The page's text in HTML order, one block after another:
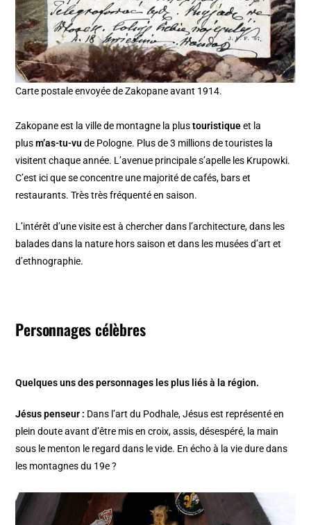
Carte postale envoyée de Zakopane avant 1914.
Zakopane est la ville de montagne la plustouristiqueet la
plusm’as-tu-vu de Pologne. Plus de 3 millions de touristes la
visitent chaque année. L’avenue principale s’apelle les Krupowki.
C’est ici que se concentre une majorité de cafés, bars et
restaurants. Très très fréquenté en saison.
L’intérêt d’une visite est à chercher dans l’architecture, dans les
balades dans la nature hors saison et dans les musées d’art et
d’ethnographie.
Personnages célèbres
Quelques uns des personnages les plus liés à la région.
Jésus penseur : Dans l’art du Podhale, Jésus est représenté en
plein doute avant d’être mis en croix, assis, désespéré, la main
sous le menton le regard dans le vide. En écho à la vie dure dans
les montagnes du 19e ?